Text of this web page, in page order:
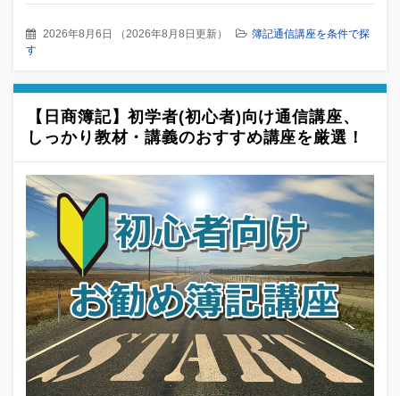
2026年8月6日 （2026年8月8日更新）
簿記通信講座を条件で探
す
【日商簿記】初学者(初心者)向け通信講座、
しっかり教材・講義のおすすめ講座を厳選！